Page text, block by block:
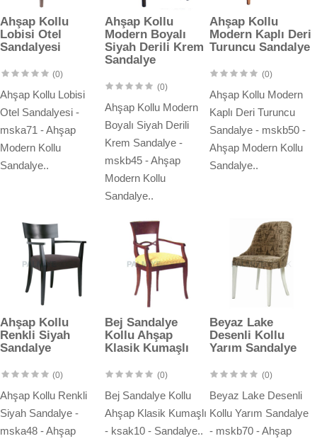
Ahşap Kollu
Lobisi Otel
Sandalyesi
(0)
Ahşap Kollu Lobisi
Otel Sandalyesi -
mska71 - Ahşap
Modern Kollu
Sandalye..
Ahşap Kollu
Modern Boyalı
Siyah Derili Krem
Sandalye
(0)
Ahşap Kollu Modern
Boyalı Siyah Derili
Krem Sandalye -
mskb45 - Ahşap
Modern Kollu
Sandalye..
Ahşap Kollu
Modern Kaplı Deri
Turuncu Sandalye
(0)
Ahşap Kollu Modern
Kaplı Deri Turuncu
Sandalye - mskb50 -
Ahşap Modern Kollu
Sandalye..
Ahşap Kollu
Renkli Siyah
Sandalye
(0)
Ahşap Kollu Renkli
Siyah Sandalye -
mska48 - Ahşap
Bej Sandalye
Kollu Ahşap
Klasik Kumaşlı
(0)
Bej Sandalye Kollu
Ahşap Klasik Kumaşlı
- ksak10 - Sandalye..
Beyaz Lake
Desenli Kollu
Yarım Sandalye
(0)
Beyaz Lake Desenli
Kollu Yarım Sandalye
- mskb70 - Ahşap